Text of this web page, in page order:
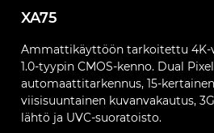
XA75
Ammattikäyttöön tarkoitettu 4K-
1.0-tyypin CMOS-kenno. Dual
automaattitarkennus, 15-
viisisuuntainen kuvanvakautus,
lähtö ja UVC-suoratoisto.